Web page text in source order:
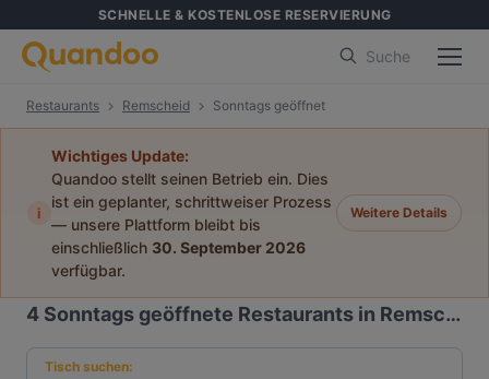
SCHNELLE & KOSTENLOSE RESERVIERUNG
Suche
Restaurants Remscheid Sonntags geöffnet
i
Wichtiges Update:
Quandoo stellt seinen Betrieb ein. Dies
ist ein geplanter, schrittweiser Prozess
— unsere Plattform bleibt bis
einschließlich 30. September 2026
verfügbar.
Weitere Details
4 Sonntags geöffnete Restaurants in Remscheid
Tisch suchen: